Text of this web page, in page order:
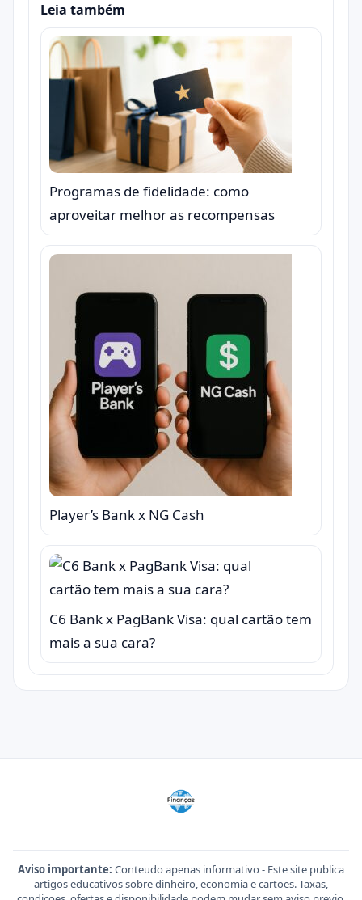
Leia também
Programas de fidelidade: como
aproveitar melhor as recompensas
Player’s Bank x NG Cash
C6 Bank x PagBank Visa: qual cartão tem
mais a sua cara?
Aviso importante: Conteudo apenas informativo - Este site publica
artigos educativos sobre dinheiro, economia e cartoes. Taxas,